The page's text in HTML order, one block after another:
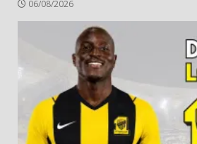
06/08/2026